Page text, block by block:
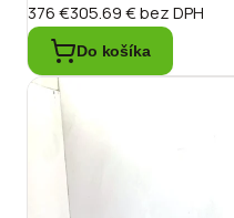
376 €305.69 €bez DPH
Do košíka